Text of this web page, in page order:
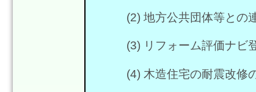
(2) 地方公共団体等との
(3) リフォーム評価ナビ
(4) 木造住宅の耐震改修